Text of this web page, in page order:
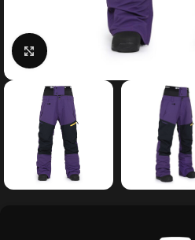
Κάντε κλικ για μεγέθυνση